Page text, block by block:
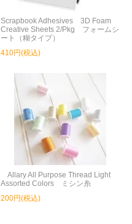
Scrapbook Adhesives 3D Foam
Creative Sheets 2/Pkg フォームシ
ート（糊タイプ）
410円(税込)
Allary All Purpose Thread Light
Assorted Colors ミシン糸
200円(税込)